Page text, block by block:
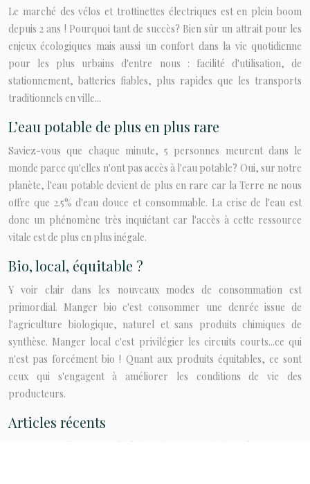
Le marché des vélos et trottinettes électriques est en plein boom
depuis 2 ans ! Pourquoi tant de succès? Bien sûr un attrait pour les
enjeux écologiques mais aussi un confort dans la vie quotidienne
pour les plus urbains d'entre nous : facilité d'utilisation, de
stationnement, batteries fiables, plus rapides que les transports
traditionnels en ville...
L’eau potable de plus en plus rare
Saviez-vous que chaque minute, 5 personnes meurent dans le
monde parce qu'elles n'ont pas accès à l'eau potable? Oui, sur notre
planète, l'eau potable devient de plus en rare car la Terre ne nous
offre que 2.5% d'eau douce et consommable. La crise de l'eau est
donc un phénomène très inquiétant car l'accès à cette ressource
vitale est de plus en plus inégale.
Bio, local, équitable ?
Y voir clair dans les nouveaux modes de consommation est
primordial. Manger bio c'est consommer une denrée issue de
l'agriculture biologique, naturel et sans produits chimiques de
synthèse. Manger local c'est privilégier les circuits courts...ce qui
n'est pas forcément bio ! Quant aux produits équitables, ce sont
ceux qui s'engagent à améliorer les conditions de vie des
producteurs.
Articles récents
Comment intégrer un poêle à bois dans un mode de vie éco-